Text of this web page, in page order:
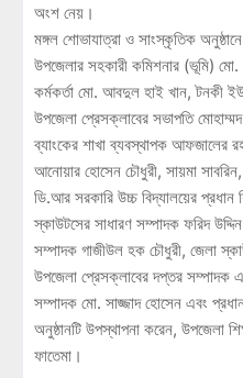
অংশ নেয়।
মঙ্গল শোভাযাত্রা ও সাংস্কৃতিক
উপজেলার সহকারী কমিশনার (ভূমি)
কর্মকর্তা মো. আবদুল হাই খান, টনকী
উপজেলা প্রেসক্লাবের সভাপতি
ব্যাংকের শাখা ব্যবস্থাপক আফজালের
আনোয়ার হোসেন চৌধুরী, সায়মা
ডি.আর সরকারি উচ্চ বিদ্যালয়ের প্রধান
স্কাউটসের সাধারণ সম্পাদক ফরিদ
সম্পাদক গাজীউল হক চৌধুরী, জেলা
উপজেলা প্রেসক্লাবের দপ্তর
সম্পাদক মো. সাজ্জাদ হোসেন এবং
অনুষ্ঠানটি উপস্থাপনা করেন, উপজেলা
ফাতেমা।